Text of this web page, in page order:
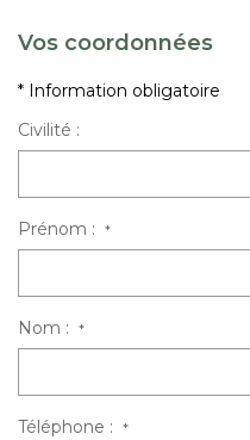
Vos coordonnées
* Information obligatoire
Civilité :
Prénom : *
Nom : *
Téléphone : *